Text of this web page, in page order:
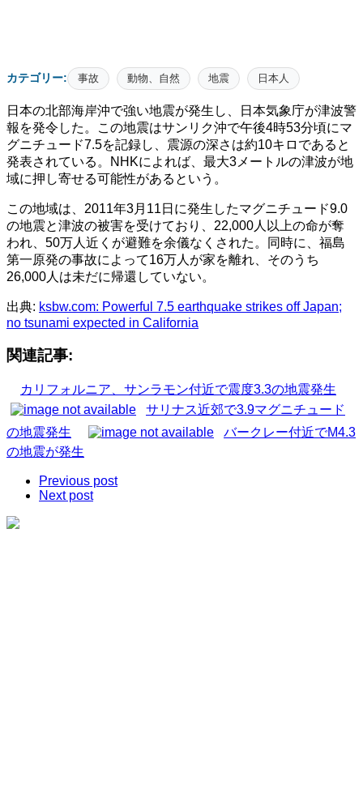
カテゴリー: 事故 動物、自然 地震 日本人
日本の北部海岸沖で強い地震が発生し、日本気象庁が津波警
報を発令した。この地震はサンリク沖で午後4時53分頃にマ
グニチュード7.5を記録し、震源の深さは約10キロであると
発表されている。NHKによれば、最大3メートルの津波が地
域に押し寄せる可能性があるという。
この地域は、2011年3月11日に発生したマグニチュード9.0
の地震と津波の被害を受けており、22,000人以上の命が奪
われ、50万人近くが避難を余儀なくされた。同時に、福島
第一原発の事故によって16万人が家を離れ、そのうち
26,000人は未だに帰還していない。
出典: ksbw.com: Powerful 7.5 earthquake strikes off Japan;
no tsunami expected in California
関連記事:
カリフォルニア、サンラモン付近で震度3.3の地震発生
サリナス近郊で3.9マグニチュード
の地震発生
バークレー付近でM4.3
の地震が発生
Previous post
Next post